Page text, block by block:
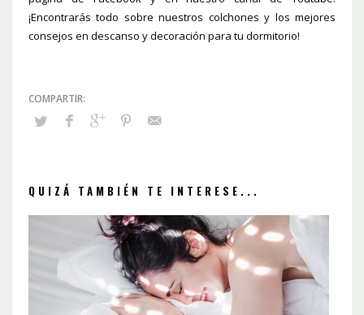
¡Encontrarás todo sobre nuestros colchones y los mejores
consejos en descanso y decoración para tu dormitorio!
QUIZÁ TAMBIÉN TE INTERESE...